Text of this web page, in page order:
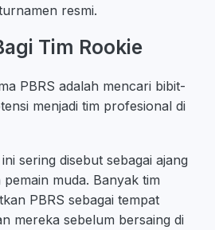
resmi.
Tim Rookie
PBRS adalah mencari bibit-
menjadi tim profesional di
sering disebut sebagai ajang
muda. Banyak tim
PBRS sebagai tempat
mereka sebelum bersaing di